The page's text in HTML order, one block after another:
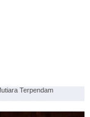
Terpendam